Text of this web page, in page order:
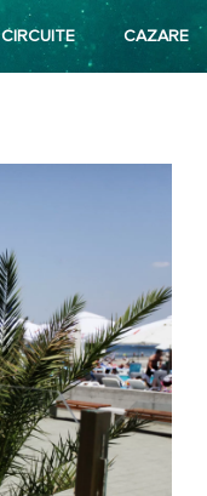
CIRCUITE CAZARE